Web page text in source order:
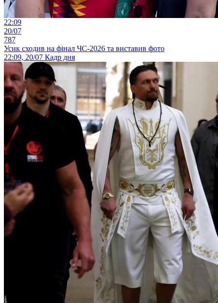
22:09
20/07
787
Усик сходив на фінал ЧС-2026 та виставив фото
22:09, 20/07 Кадр дня